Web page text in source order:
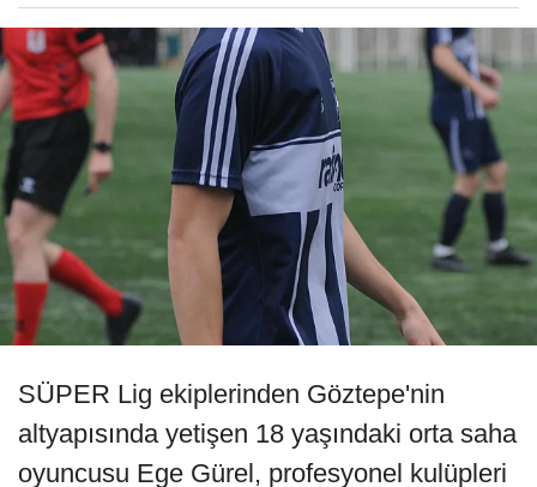
SÜPER Lig ekiplerinden Göztepe'nin
altyapısında yetişen 18 yaşındaki orta saha
oyuncusu Ege Gürel, profesyonel kulüpleri